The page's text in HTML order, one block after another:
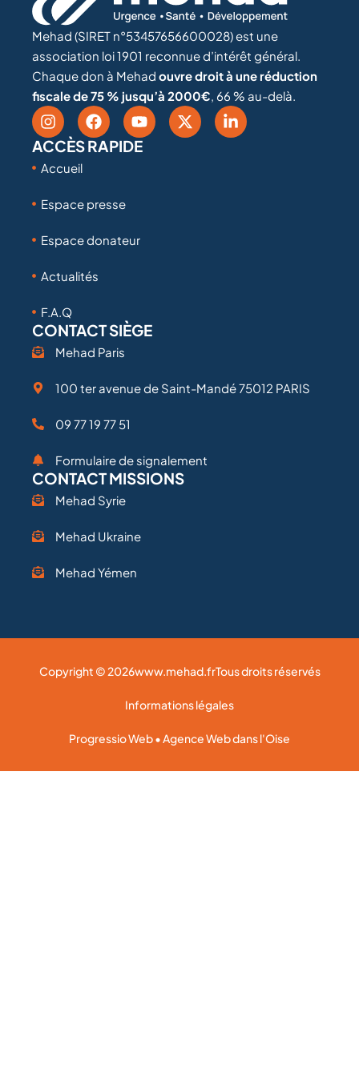
Mehad (SIRET n°53457656600028) est une
association loi 1901 reconnue d’intérêt général.
Chaque don à Mehad ouvre droit à une réduction
fiscale de 75 % jusqu’à 2000€, 66 % au-delà.
ACCÈS RAPIDE
Accueil
Espace presse
Espace donateur
Actualités
F.A.Q
CONTACT SIÈGE
Mehad Paris
100 ter avenue de Saint-Mandé 75012 PARIS
09 77 19 77 51
Formulaire de signalement
CONTACT MISSIONS
Mehad Syrie
Mehad Ukraine
Mehad Yémen
Copyright © 2026www.mehad.frTous droits réservés
Informations légales
Progressio Web • Agence Web dans l'Oise